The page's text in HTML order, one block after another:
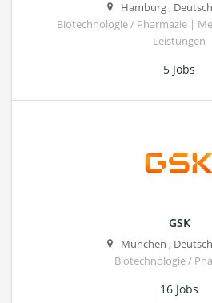
Hamburg,
Biotechnologie / Pharmazie |
Leistungen
5 Jobs
GSK
München ,
Biotechnologie /
16 Jobs